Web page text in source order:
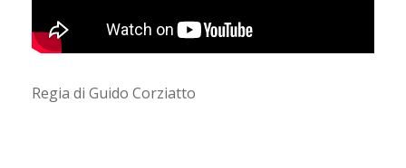
Regia di Guido Corziatto